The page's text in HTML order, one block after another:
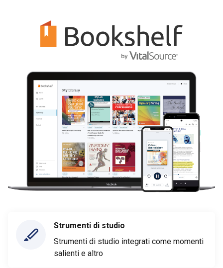
Strumenti di studio
Strumenti di studio integrati come momenti
salienti e altro